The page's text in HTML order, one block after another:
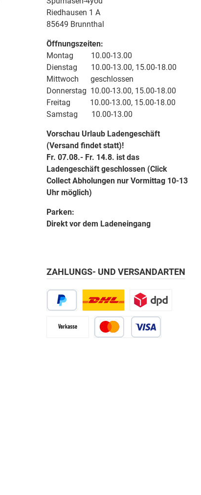
Riedhausen 1 A
85649 Brunnthal
Öffnungszeiten:
Montag 10.00-13.00
Dienstag 10.00-13.00, 15.00-18.00
Mittwoch geschlossen
Donnerstag 10.00-13.00, 15.00-18.00
Freitag 10.00-13.00, 15.00-18.00
Samstag 10.00-13.00
Vorschau Urlaub Ladengeschäft
(Versand findet statt)!
Fr. 07.08.- Fr. 14.8. ist das
Ladengeschäft geschlossen (Click
Collect Abholungen nur Vormittag 10-13
Uhr möglich)
Parken:
Direkt vor dem Ladeneingang
ZAHLUNGS- UND VERSANDARTEN